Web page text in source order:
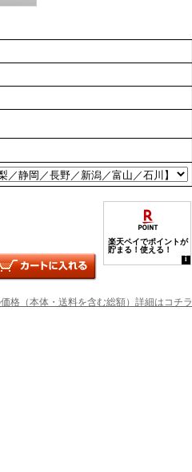
格（本体・送料を含む総額）詳細はコチラ